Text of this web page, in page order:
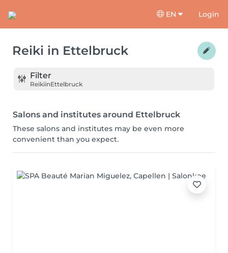
EN Login
Reiki in Ettelbruck
Filter
ReikiinEttelbruck
Salons and institutes around Ettelbruck
These salons and institutes may be even more
convenient than you expect.